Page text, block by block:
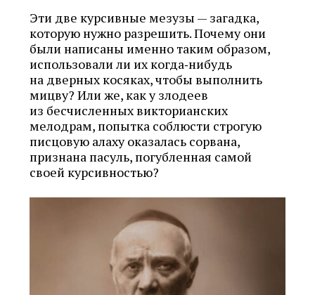
Эти две курсивные мезузы — загадка,
которую нужно разрешить. Почему они
были написаны именно таким образом,
использовали ли их когда‑нибудь
на дверных косяках, чтобы выполнить
мицву? Или же, как у злодеев
из бесчисленных викторианских
мелодрам, попытка соблюсти строгую
писцовую алаху оказалась сорвана,
признана пасуль, погубленная самой
своей курсивностью?